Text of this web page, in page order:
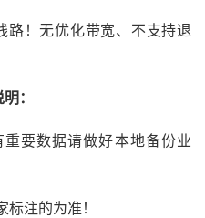
路！无优化带宽、不支持退
：
重要数据请做好本地备份业
标注的为准！